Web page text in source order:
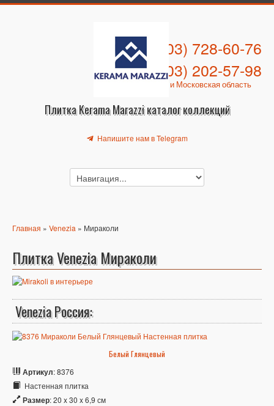
Плитка Kerama Marazzi каталог коллекций
+7 (903) 728-60-76
+7 (903) 202-57-98
Москва и Московская область
Напишите нам в Telegram
Главная » Venezia » Мираколи
Плитка Venezia Мираколи
Venezia Россия:
Белый Глянцевый
Артикул: 8376
Настенная плитка
Размер: 20 x 30 x 6,9 см